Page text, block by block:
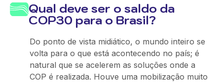
Qual deve ser o saldo da
COP30 para o Brasil?
Do ponto de vista midiático, o mundo inteiro se
volta para o que está acontecendo no país; é
natural que se acelerem as soluções onde a
COP é realizada. Houve uma mobilização muito